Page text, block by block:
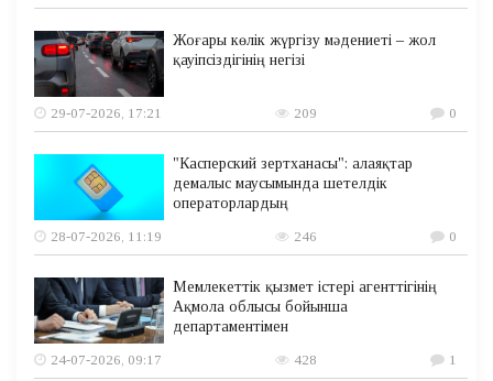
Жоғары көлік жүргізу мәдениеті – жол
қауіпсіздігінің негізі
29-07-2026, 17:21 209 0
"Касперский зертханасы": алаяқтар
демалыс маусымында шетелдік
операторлардың
28-07-2026, 11:19
246 0
Мемлекеттік қызмет істері агенттігінің
Ақмола облысы бойынша
департаментімен
24-07-2026, 09:17
428 1